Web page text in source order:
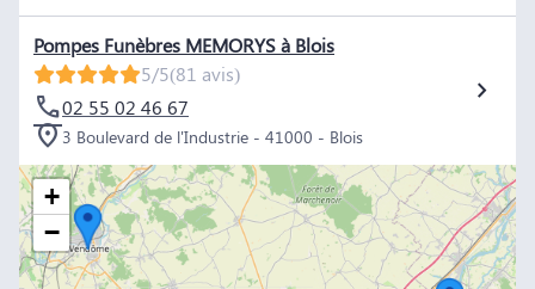
Pompes Funèbres MEMORYS à Blois
5/5(81 avis)
02 55 02 46 67
3 Boulevard de l'Industrie - 41000 - Blois
+
−